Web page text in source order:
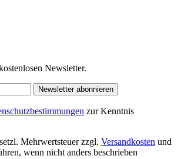
Newsletter.
Newsletter abonnieren
zur Kenntnis
Mehrwertsteuer zzgl. Versandkosten und
wenn nicht anders beschrieben